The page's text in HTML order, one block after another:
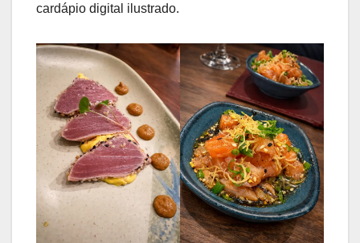
cardápio digital ilustrado.